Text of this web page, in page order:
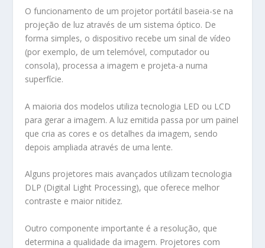
O funcionamento de um projetor portátil baseia-se na
projeção de luz através de um sistema óptico. De
forma simples, o dispositivo recebe um sinal de vídeo
(por exemplo, de um telemóvel, computador ou
consola), processa a imagem e projeta-a numa
superfície.
A maioria dos modelos utiliza tecnologia LED ou LCD
para gerar a imagem. A luz emitida passa por um painel
que cria as cores e os detalhes da imagem, sendo
depois ampliada através de uma lente.
Alguns projetores mais avançados utilizam tecnologia
DLP (Digital Light Processing), que oferece melhor
contraste e maior nitidez.
Outro componente importante é a resolução, que
determina a qualidade da imagem. Projetores com